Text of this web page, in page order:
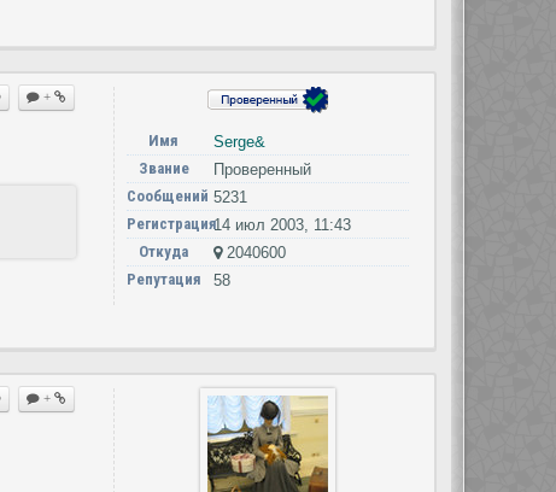
+
Имя
Serge&
Звание
Проверенный
Сообщений 5231
Регистрация14 июл 2003, 11:43
Откуда
2040600
Репутация
58
+